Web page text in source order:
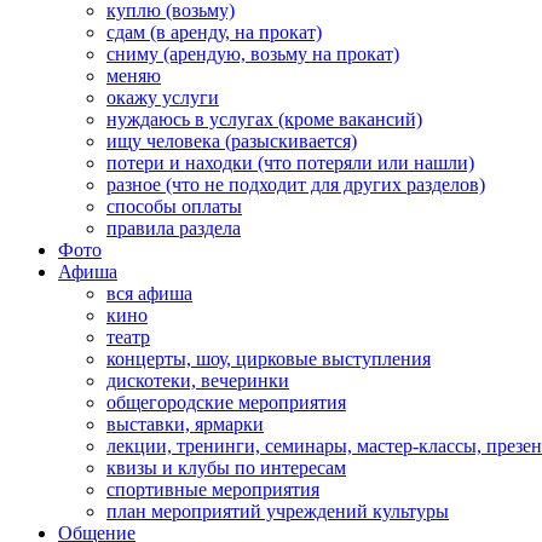
куплю (возьму)
сдам (в аренду, на прокат)
сниму (арендую, возьму на прокат)
меняю
окажу услуги
нуждаюсь в услугах (кроме вакансий)
ищу человека (разыскивается)
потери и находки (что потеряли или нашли)
разное (что не подходит для других разделов)
способы оплаты
правила раздела
Фото
Афиша
вся афиша
кино
театр
концерты, шоу, цирковые выступления
дискотеки, вечеринки
общегородские мероприятия
выставки, ярмарки
лекции, тренинги, семинары, мастер-классы,
квизы и клубы по интересам
спортивные мероприятия
план мероприятий учреждений культуры
Общение